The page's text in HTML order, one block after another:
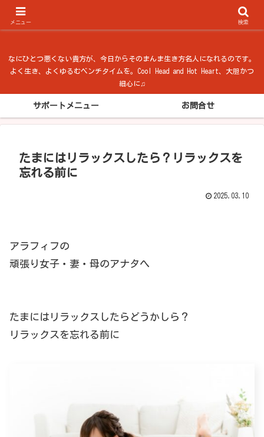
なにひとつ悪くない貴方が、今日からそのまんま生き方名人になれるのです。
よく生き、よくゆるむベンチタイムを。Cool Head and Hot Heart、大胆かつ
細心に♫
サポートメニュー お問合せ
たまにはリラックスしたら？リラックスを
忘れる前に
2025.03.10
アラフィフの
頑張り女子・妻・母のアナタへ
たまにはリラックスしたらどうかしら？
リラックスを忘れる前に
メニュー 検索